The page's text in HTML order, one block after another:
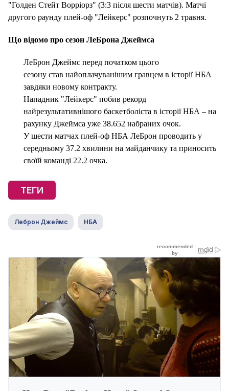
"Голден Стейт Ворріорз" (3:3 після шести матчів). Матчі
другого раунду плей-оф "Лейкерс" розпочнуть 2 травня.
Що відомо про сезон ЛеБрона Джеймса
ЛеБрон Джеймс перед початком цього
сезону став найоплачуванішим гравцем в історії НБА
завдяки новому контракту.
Нападник "Лейкерс" побив рекорд
найрезультативнішого баскетболіста в історії НБА – на
рахунку Джеймса уже 38.652 набраних очок.
У шести матчах плей-оф НБА ЛеБрон проводить у
середньому 37.2 хвилини на майданчику та приносить
своїй команді 22.2 очка.
ТЕГИ
Леброн Джеймс НБА